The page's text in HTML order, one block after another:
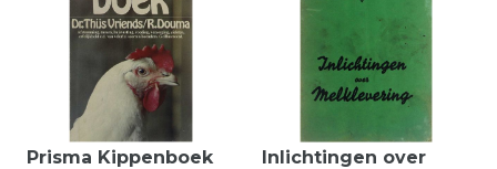
Prisma Kippenboek
Inlichtingen over